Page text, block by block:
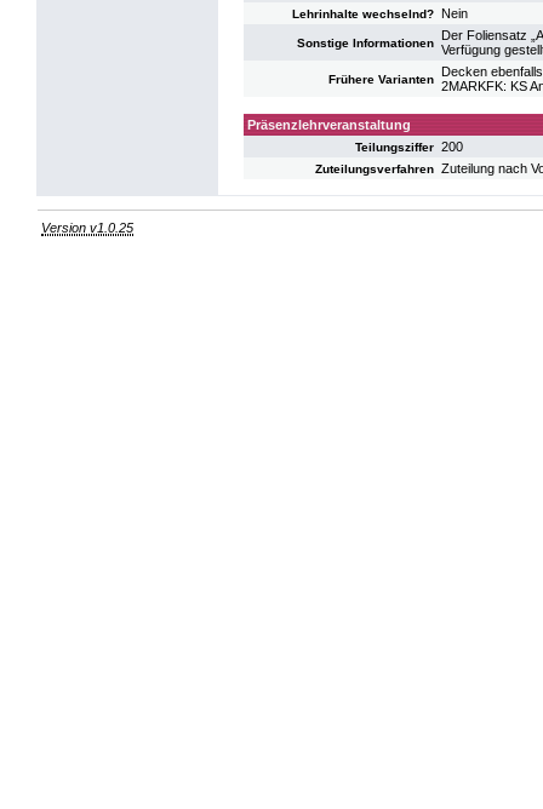
Lehrinhalte wechselnd? Nein
Sonstige Informationen
Der Foliensatz
Verfügung
Frühere Varianten
Decken
2MARKFK: KS
Präsenzlehrveranstaltung
Teilungsziffer 200
Zuteilungsverfahren Zuteilung nach
Version v1.0.25